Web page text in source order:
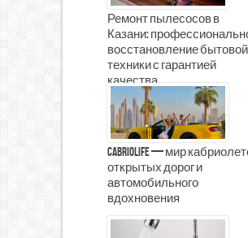
Ремонт пылесосов в
Казани:
восстановление бытовой
техники с гарантией
качества
CabrioLife — мир
открытых дорог и
автомобильного
вдохновения